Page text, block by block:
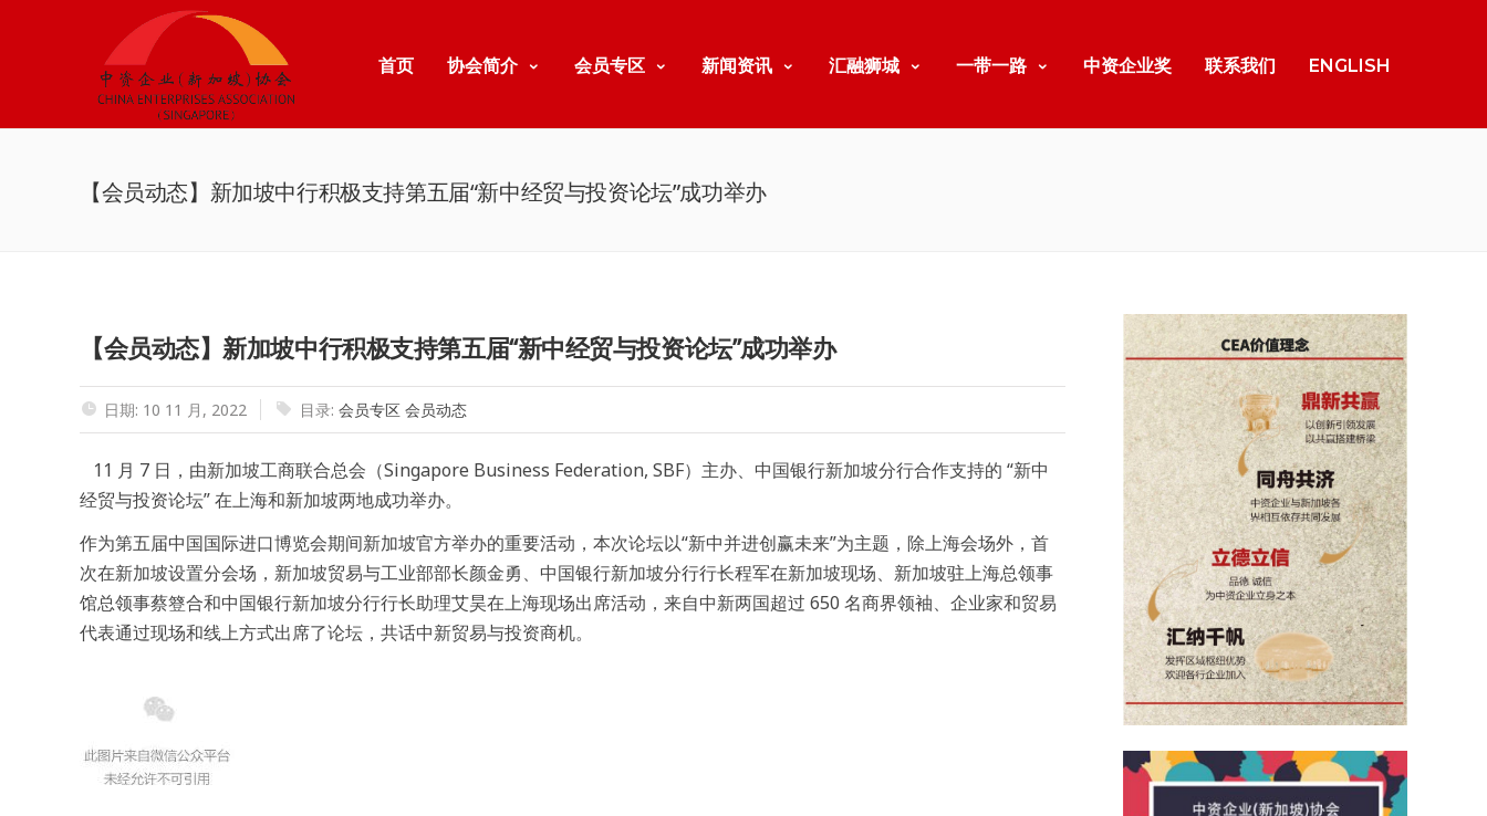
首页 协会简介 会员专区 新闻资讯 汇融狮城 一带一路 中资企业奖 联系我们 ENGLISH
【会员动态】新加坡中行积极支持第五届“新中经贸与投资论坛”成功举办
【会员动态】新加坡中行积极支持第五届“新中经贸与投资论坛”成功举办
日期: 10 11 月, 2022 目录: 会员专区 会员动态
11 月 7 日，由新加坡工商联合总会（Singapore Business Federation, SBF）主办、中国银行新加坡分行合作支持的 “新中
经贸与投资论坛” 在上海和新加坡两地成功举办。
作为第五届中国国际进口博览会期间新加坡官方举办的重要活动，本次论坛以“新中并进创赢未来”为主题，除上海会场外，首
次在新加坡设置分会场，新加坡贸易与工业部部长颜金勇、中国银行新加坡分行行长程军在新加坡现场、新加坡驻上海总领事
馆总领事蔡簦合和中国银行新加坡分行行长助理艾昊在上海现场出席活动，来自中新两国超过 650 名商界领袖、企业家和贸易
代表通过现场和线上方式出席了论坛，共话中新贸易与投资商机。